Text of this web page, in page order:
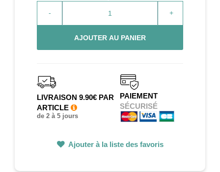
- +
AJOUTER AU PANIER
LIVRAISON 9.90€ PAR
ARTICLE
de 2 à 5 jours
PAIEMENT
SÉCURISÉ
Ajouter à la liste des favoris